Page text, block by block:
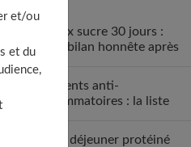
Détox sucre 30 jours :
mon bilan honnête après
Aliments anti-
inflammatoires : la liste
Petit déjeuner protéiné
et/ou
et du